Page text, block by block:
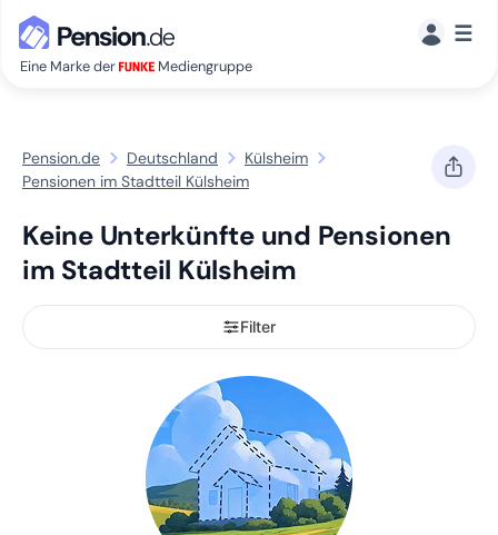
Eine Marke der Mediengruppe
☰
Pension.de Deutschland
Külsheim
Pensionen im Stadtteil Külsheim
Keine Unterkünfte und Pensionen
im Stadtteil Külsheim
Filter